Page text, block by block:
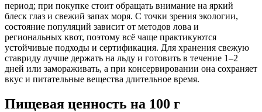
период; при покупке стоит обращать внимание на яркий
блеск глаз и свежий запах моря. С точки зрения экологии,
состояние популяций зависит от методов лова и
региональных квот, поэтому всё чаще практикуются
устойчивые подходы и сертификация. Для хранения свежую
ставриду лучше держать на льду и готовить в течение 1–2
дней или замораживать, а при консервировании она сохраняет
вкус и питательные вещества длительное время.
Пищевая ценность на 100 г